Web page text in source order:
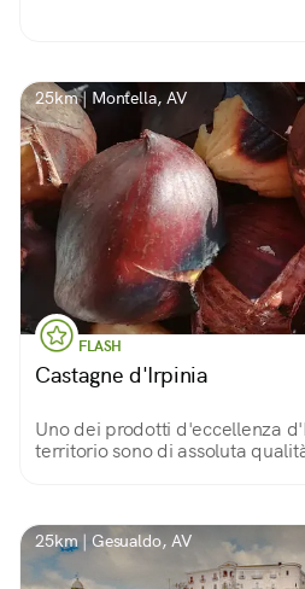
25km | Montella, AV
FLASH
Castagne d'Irpinia
Uno dei prodotti d'eccellenza
territorio sono di assoluta
25km | Gesualdo, AV